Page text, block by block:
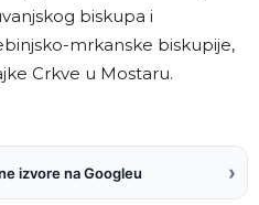
biskupa i
mrkanske biskupije,
Crkve u Mostaru.
izvore na Googleu ›